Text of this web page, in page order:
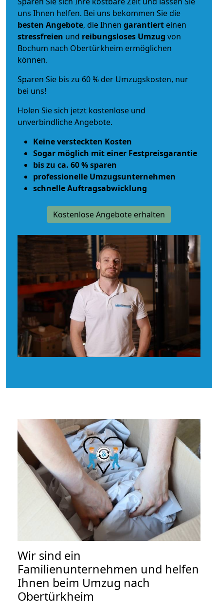
uns Ihnen helfen. Bei uns bekommen Sie die
besten Angebote, die Ihnen garantiert einen
stressfreien und reibungsloses Umzug von
Bochum nach Obertürkheim ermöglichen
können.
Sparen Sie bis zu 60 % der Umzugskosten, nur
bei uns!
Holen Sie sich jetzt kostenlose und
unverbindliche Angebote.
Keine versteckten Kosten
Sogar möglich mit einer Festpreisgarantie
bis zu ca. 60 % sparen
professionelle Umzugsunternehmen
schnelle Auftragsabwicklung
Kostenlose Angebote erhalten
Wir sind ein
Familienunternehmen und helfen
Ihnen beim Umzug nach
Obertürkheim